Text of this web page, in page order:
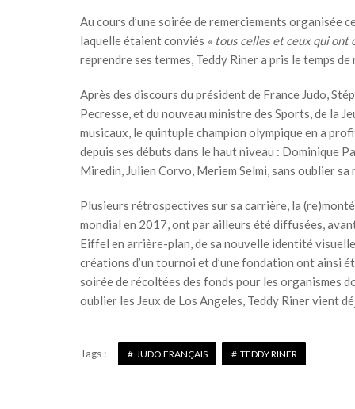
Au cours d’une soirée de remerciements organisée
laquelle étaient conviés « tous celles et ceux qui ont
reprendre ses termes, Teddy Riner a pris le temps
Après des discours du président de France Judo,
Pecresse, et du nouveau ministre des Sports, de la
musicaux, le quintuple champion olympique en a
depuis ses débuts dans le haut niveau : Dominique
Miredin, Julien Corvo, Meriem Selmi, sans oublier
Plusieurs rétrospectives sur sa carrière, la
mondial en 2017, ont par ailleurs été diffusées,
Eiffel en arrière-plan, de sa nouvelle identité
créations d’un tournoi et d’une fondation ont ainsi
soirée de récoltées des fonds pour les organismes
oublier les Jeux de Los Angeles, Teddy Riner vient
Tags : JUDO FRANÇAIS TEDDY RINER